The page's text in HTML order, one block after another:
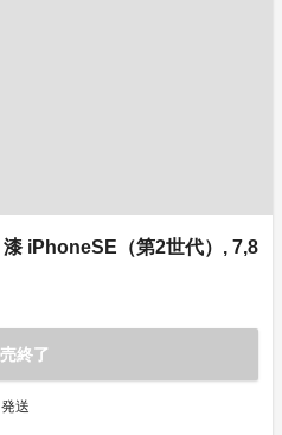
漆 iPhoneSE（第2世代）, 7,8
終了
送